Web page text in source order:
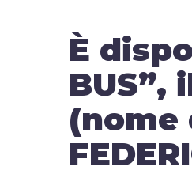
È
BUS”,
(nome